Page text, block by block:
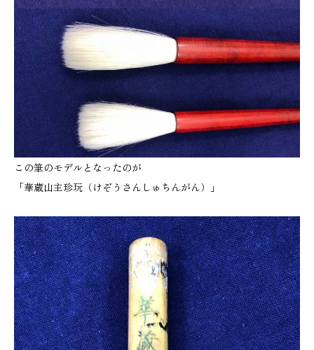
この筆のモデルとなったのが
「華蔵山主珍玩（けぞうさんしゅちんがん）」